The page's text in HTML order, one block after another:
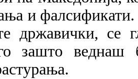
и фалсификати.
државички, се
зашто веднаш